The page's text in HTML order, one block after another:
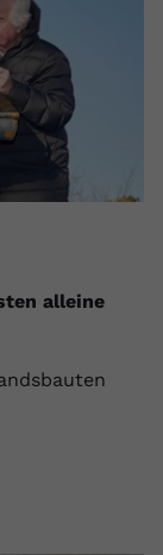
alleine